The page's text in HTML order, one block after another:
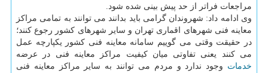
مراجعات فراتر از حد پیش بینی شده شود.
وی ادامه داد: شهروندان گرامی باید بدانند می توانند به تمامی مراكز
معاینه فنی شهرهای اقماری تهران و سایر شهرهای كشور رجوع كنند؛
در حقیقت وقتی می گوییم سامانه معاینه فنی كشور یكپارچه عمل
می كنند یعنی تفاوتی میان كیفیت مراكز معاینه فنی در عرضه
خدمات وجود ندارد و مردم می توانند به سایر مراكز معاینه فنی